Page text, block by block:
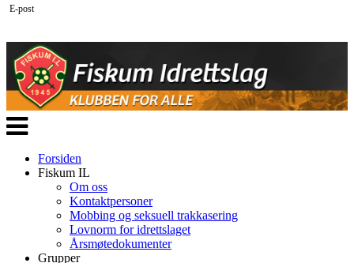
Veksle
navigasjon
Forsiden
Fiskum IL
Om oss
Kontaktpersoner
Mobbing og seksuell trakkasering
Lovnorm for idrettslaget
Årsmøtedokumenter
Grupper
E-post